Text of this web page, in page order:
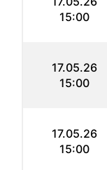
15:00
17.05.26
15:00
17.05.26
15:00